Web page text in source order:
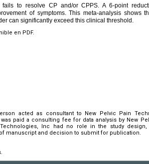
fails to resolve CP and/or CPPS. A 6-point
of symptoms. This meta-analysis shows
can significantly exceed this clinical threshold.
en PDF.
acted as consultant to New Pelvic Pain
was paid a consulting fee for data analysis by New
Inc had no role in the study
manuscript and decision to submit for publication.